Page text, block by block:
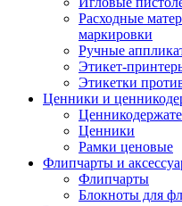
Расходные
маркировки
Ручные
Этикет-
Этикетки
Ценники и
Ценники
Рамки ценовые
Флипчарты и
Флипчарты
Блокноты для